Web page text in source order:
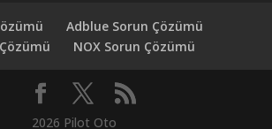
Adblue Sorun Çözümü
NOX Sorun Çözümü
2026 Pilot Oto